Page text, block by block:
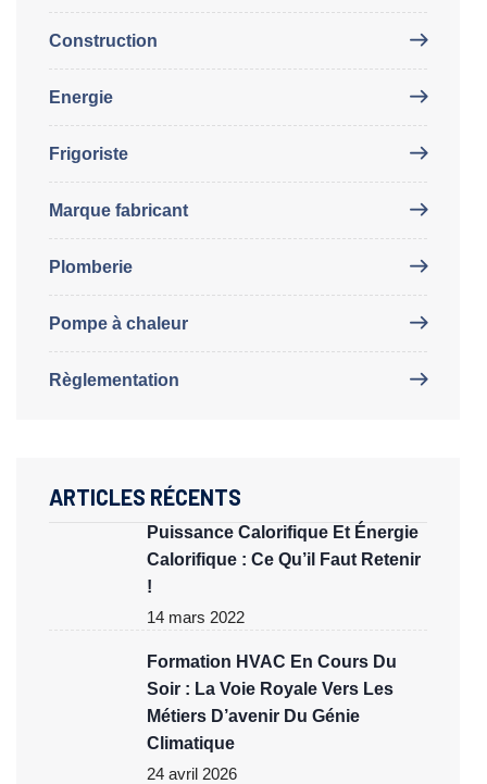
Construction
Energie
Frigoriste
Marque fabricant
Plomberie
Pompe à chaleur
Règlementation
ARTICLES RÉCENTS
Puissance Calorifique Et Énergie
Calorifique : Ce Qu’il Faut Retenir
!
14 mars 2022
Formation HVAC En Cours Du
Soir : La Voie Royale Vers Les
Métiers D’avenir Du Génie
Climatique
24 avril 2026